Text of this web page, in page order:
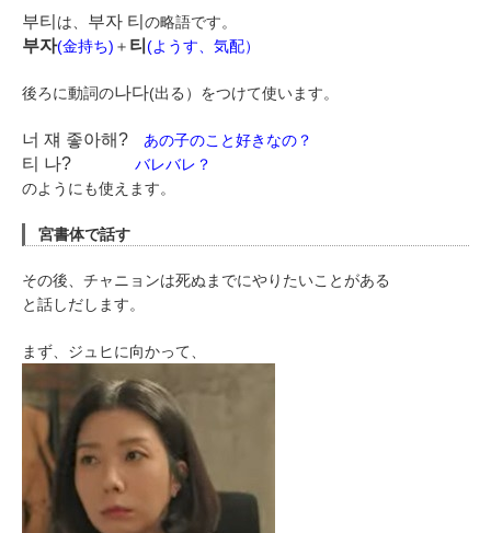
부티 は、 부자 티 の略語です。
부자(金持ち) ＋ 티 (ようす、気配）
後ろに動詞の나다(出る）をつけて使います。
너 쟤 좋아해? あの子のこと好きなの？
티 나?
バレバレ？
のようにも使えます。
宮書体で話す
その後、チャニョンは死ぬまでにやりたいことがある
と話しだします。
まず、ジュヒに向かって、